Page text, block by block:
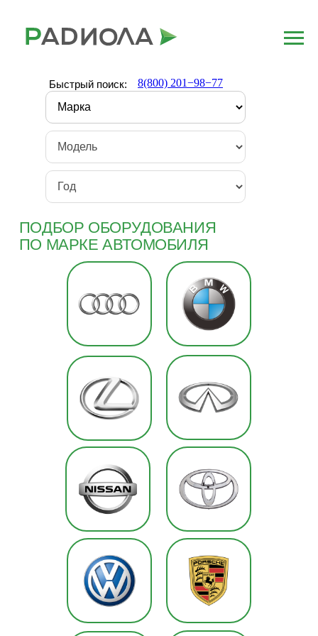
Быстрый поиск: 8(800) 201−98−77
ПОДБОР ОБОРУДОВАНИЯ
ПО МАРКЕ АВТОМОБИЛЯ